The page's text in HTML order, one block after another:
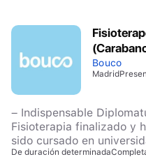
Bouco
Madrid
– Indispensable
Fisioterapia finalizado y
sido cursado en
valoradas candidaturas
De duración determinada